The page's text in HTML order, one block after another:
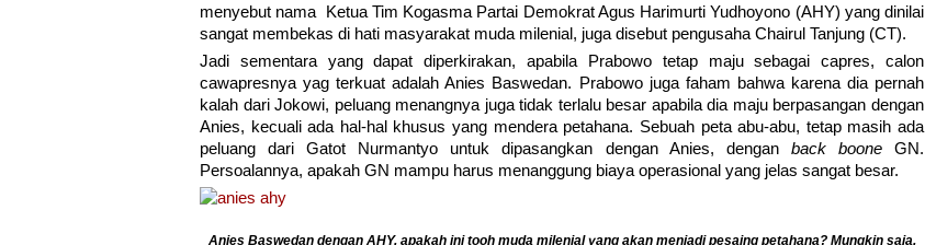
menyebut nama Ketua Tim Kogasma Partai Demokrat Agus Harimurti Yudhoyono (AHY) yang dinilai
sangat membekas di hati masyarakat muda milenial, juga disebut pengusaha Chairul Tanjung (CT).
Jadi sementara yang dapat diperkirakan, apabila Prabowo tetap maju sebagai capres, calon
cawapresnya yag terkuat adalah Anies Baswedan. Prabowo juga faham bahwa karena dia pernah
kalah dari Jokowi, peluang menangnya juga tidak terlalu besar apabila dia maju berpasangan dengan
Anies, kecuali ada hal-hal khusus yang mendera petahana. Sebuah peta abu-abu, tetap masih ada
peluang dari Gatot Nurmantyo untuk dipasangkan dengan Anies, dengan back booneGN.
Persoalannya, apakah GN mampu harus menanggung biaya operasional yang jelas sangat besar.
Anies Baswedan dengan AHY, apakah ini tooh muda milenial yang akan menjadi pesaing petahana? Mungkin saja,